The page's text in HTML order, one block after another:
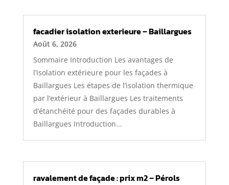
facadier isolation exterieure – Baillargues
Août 6, 2026
Sommaire Introduction Les avantages de
l’isolation extérieure pour les façades à
Baillargues Les étapes de l’isolation thermique
par l’extérieur à Baillargues Les traitements
d’étanchéité pour des façades durables à
Baillargues Introduction...
ravalement de façade : prix m2 – Pérols